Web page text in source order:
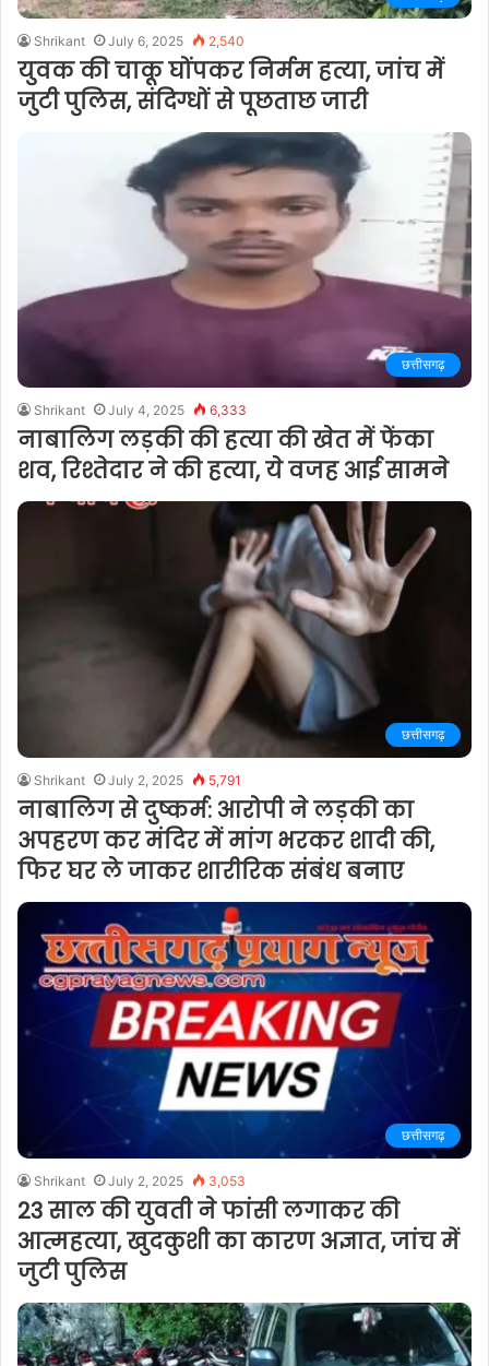
Shrikant July 6, 2025 2,540
युवक की चाकू घोंपकर निर्मम हत्या, जांच में
जुटी पुलिस, संदिग्धों से पूछताछ जारी
छत्तीसगढ़
Shrikant July 4, 2025 6,333
नाबालिग लड़की की हत्या की खेत में फेंका
शव, रिश्तेदार ने की हत्या, ये वजह आई सामने
छत्तीसगढ़
Shrikant July 2, 2025 5,791
नाबालिग से दुष्कर्म: आरोपी ने लड़की का
अपहरण कर मंदिर में मांग भरकर शादी की,
फिर घर ले जाकर शारीरिक संबंध बनाए
छत्तीसगढ़
Shrikant July 2, 2025 3,053
23 साल की युवती ने फांसी लगाकर की
आत्महत्या, खुदकुशी का कारण अज्ञात, जांच में
जुटी पुलिस